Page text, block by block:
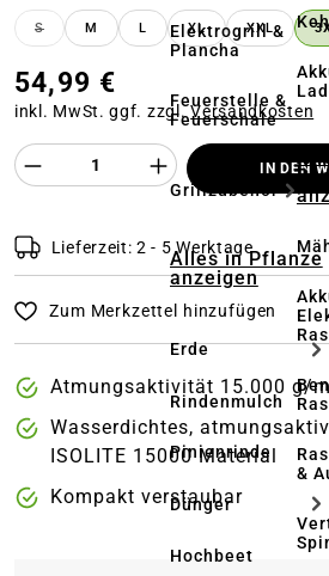
Elektrogrill &
Plancha
Feuerstelle &
Feuerschale
Grillzubehör
Alles in Pflanze
anzeigen
Erde
Rindenmulch
Pinienrinde
Dünger
Hochbeet
&
S(DIESE OPTION IST ZURZEIT NICHT
M L XL XXL
54,99 €
inkl. MwSt. ggf. zzgl.Versandkosten
Produkt Anzahl des IN DEN
Lieferzeit: 2 - 5 Werktage
Zum Merkzettel hinzufügen
Atmungsaktivität 15.000 g/
Wasserdichtes,
ISOLITE 15000 Material
Kompakt verstaubar